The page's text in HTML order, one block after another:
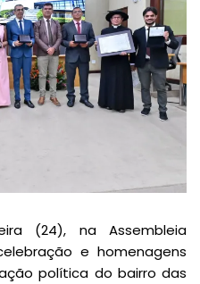
(24), na Assembleia
e homenagens
política do bairro das